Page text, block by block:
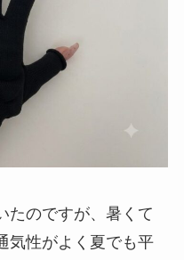
たのですが、暑くて
気性がよく夏でも平